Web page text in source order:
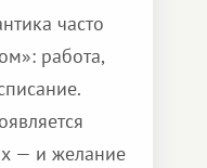
часто
работа,
— и желание